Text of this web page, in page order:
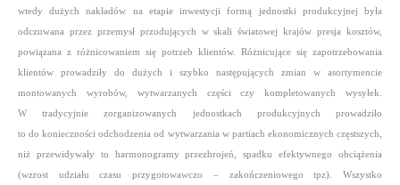
wtedy dużych nakładów na etapie inwestycji formą jednostki produkcyjnej była
odczuwana przez przemysł przodujących w skali światowej krajów presja kosztów,
powiązana z różnicowaniem się potrzeb klientów. Różnicujące się zapotrzebowania
klientów prowadziły do dużych i szybko następujących zmian w asortymencie
montowanych wyrobów, wytwarzanych części czy kompletowanych wysyłek.
W tradycyjnie zorganizowanych jednostkach produkcyjnych prowadziło
to do konieczności odchodzenia od wytwarzania w partiach ekonomicznych częstszych,
niż przewidywały to harmonogramy przezbrojeń, spadku efektywnego obciążenia
(wzrost udziału czasu przygotowawczo – zakończeniowego tpz). Wszystko